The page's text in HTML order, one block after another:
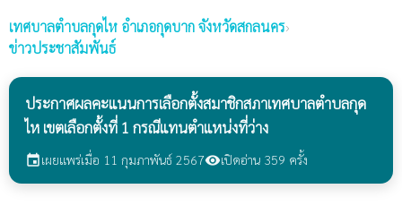
เทศบาลตำบลกุดไห อำเภอกุดบาก จังหวัดสกลนคร›
ข่าวประชาสัมพันธ์
ประกาศผลคะแนนการเลือกตั้งสมาชิกสภาเทศบาลตำบลกุด
ไห เขตเลือกตั้งที่ 1 กรณีแทนตำแหน่งที่ว่าง
eventเผยแพร่เมื่อ 11 กุมภาพันธ์ 2567visibilityเปิดอ่าน 359 ครั้ง